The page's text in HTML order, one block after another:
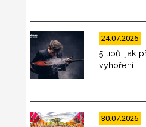
24.07.2026
5 tipů, jak
vyhoření
30.07.2026